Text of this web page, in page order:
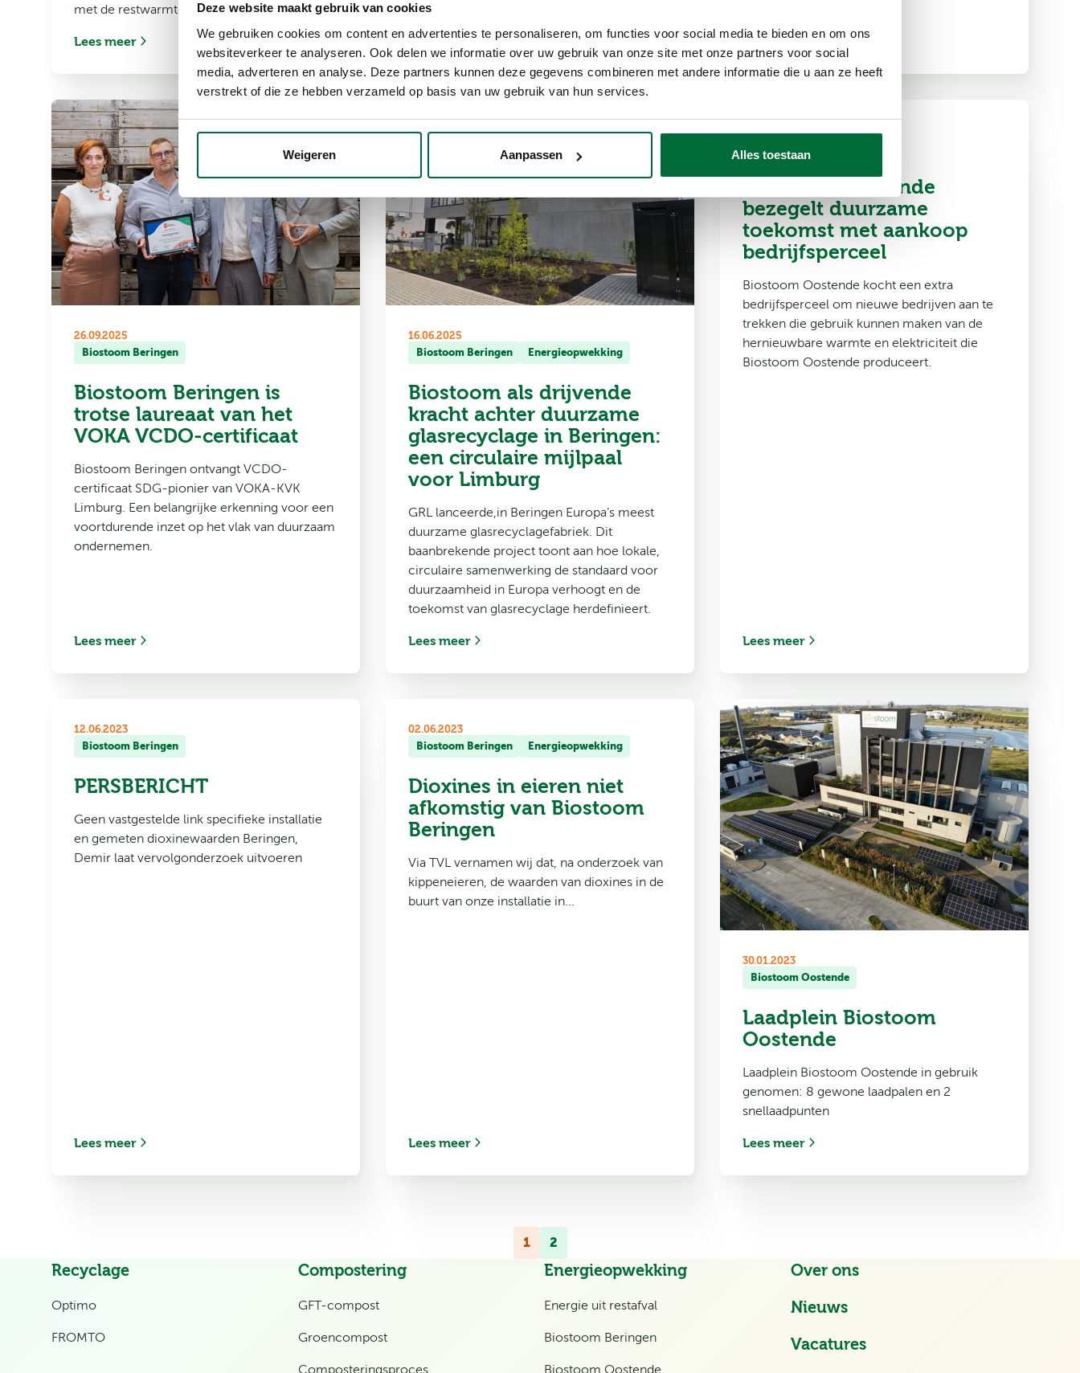
Deze website maakt gebruik van cookies
We gebruiken cookies om content en advertenties te personaliseren, om functies voor social media te bieden en om ons
websiteverkeer te analyseren. Ook delen we informatie over uw gebruik van onze site met onze partners voor social
media, adverteren en analyse. Deze partners kunnen deze gegevens combineren met andere informatie die u aan ze heeft
verstrekt of die ze hebben verzameld op basis van uw gebruik van hun services.
Weigeren Aanpassen Alles toestaan
met de restwarmte van Biostoom Beringen.
Lees meer Lees meer Lees meer
26.09.2025
Biostoom Beringen
Biostoom Beringen is
trotse laureaat van het
VOKA VCDO-certificaat
Biostoom Beringen ontvangt VCDO-
certificaat SDG-pionier van VOKA-KVK
Limburg. Een belangrijke erkenning voor een
voortdurende inzet op het vlak van duurzaam
ondernemen.
Lees meer
16.06.2025
Biostoom Beringen
Energieopwekking
Biostoom als drijvende
kracht achter duurzame
glasrecyclage in Beringen:
een circulaire mijlpaal
voor Limburg
GRL lanceerde,in Beringen Europa’s meest
duurzame glasrecyclagefabriek. Dit
baanbrekende project toont aan hoe lokale,
circulaire samenwerking de standaard voor
duurzaamheid in Europa verhoogt en de
toekomst van glasrecyclage herdefinieert.
Lees meer
Biostoom Oostende
bezegelt duurzame
toekomst met aankoop
bedrijfsperceel
Biostoom Oostende kocht een extra
bedrijfsperceel om nieuwe bedrijven aan te
trekken die gebruik kunnen maken van de
hernieuwbare warmte en elektriciteit die
Biostoom Oostende produceert.
Lees meer
12.06.2023
Biostoom Beringen
PERSBERICHT
Geen vastgestelde link specifieke installatie
en gemeten dioxinewaarden Beringen,
Demir laat vervolgonderzoek uitvoeren
Lees meer
02.06.2023
Biostoom Beringen
Energieopwekking
Dioxines in eieren niet
afkomstig van Biostoom
Beringen
Via TVL vernamen wij dat, na onderzoek van
kippeneieren, de waarden van dioxines in de
buurt van onze installatie in...
Lees meer
30.01.2023
Biostoom Oostende
Laadplein Biostoom
Oostende
Laadplein Biostoom Oostende in gebruik
genomen: 8 gewone laadpalen en 2
snellaadpunten
Lees meer
Berichten
paginering
1 2
Recyclage
Optimo
FROMTO
Compostering
GFT-compost
Groencompost
Composteringsproces
Energieopwekking
Energie uit restafval
Biostoom Beringen
Biostoom Oostende
Over ons
Nieuws
Vacatures